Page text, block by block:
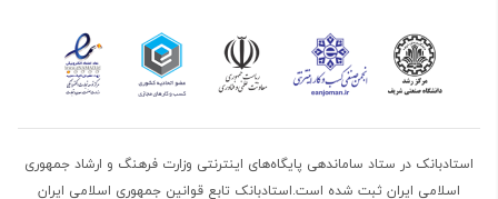
استادبانک در ستاد ساماندهی پایگاه‌های اینترنتی وزارت فرهنگ و ارشاد جمهوری
اسلامی ایران ثبت شده است.استادبانک تابع قوانین جمهوری اسلامی ایران